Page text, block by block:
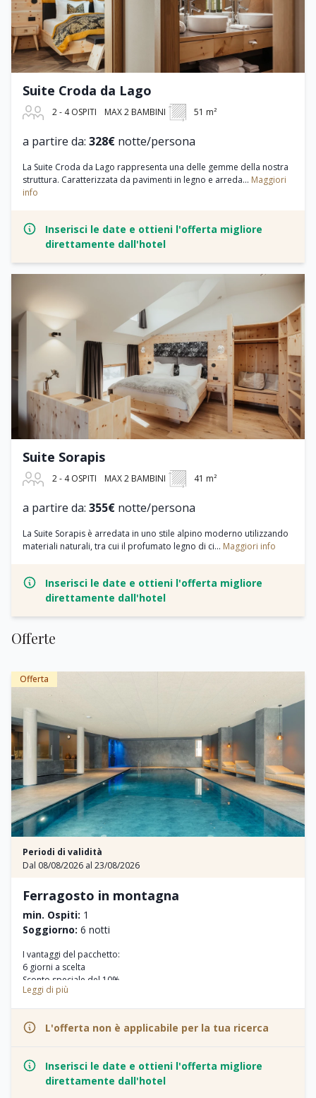
Suite Croda da Lago
2 - 4 OSPITI MAX 2 BAMBINI 51 m²
a partire da: 328€ notte/persona
La Suite Croda da Lago rappresenta una delle gemme della nostra
struttura. Caratterizzata da pavimenti in legno e arreda... Maggiori
info
Inserisci le date e ottieni l'offerta migliore
direttamente dall'hotel
Suite Sorapis
2 - 4 OSPITI MAX 2 BAMBINI 41 m²
a partire da: 355€ notte/persona
La Suite Sorapis è arredata in uno stile alpino moderno utilizzando
materiali naturali, tra cui il profumato legno di ci... Maggiori info
Inserisci le date e ottieni l'offerta migliore
direttamente dall'hotel
Offerte
Offerta
Periodi di validità
Dal 08/08/2026 al 23/08/2026
Ferragosto in montagna
min. Ospiti: 1
Soggiorno: 6 notti
I vantaggi del pacchetto:
6 giorni a scelta
Sconto speciale del 10%
Bimbi gratis fino ai 5 anni
Pensione ¾: colazione a buffet, ricca merenda pomeridiana e cena
(domenica)
Particolare attenzione a intolleranze e scelte alimentari
Leggi di più
L'offerta non è applicabile per la tua ricerca
Inserisci le date e ottieni l'offerta migliore
direttamente dall'hotel